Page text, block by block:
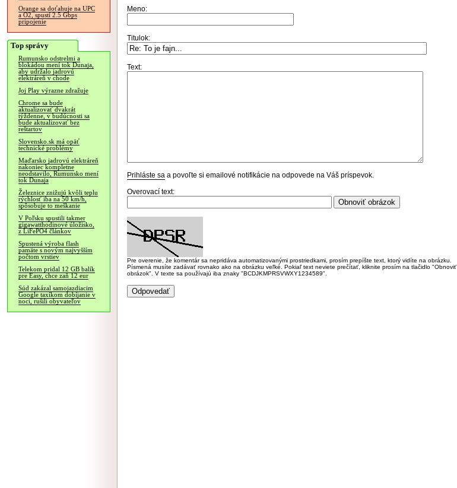
Orange sa doťahuje na UPC
a O2, spustí 2.5 Gbps
pripojenie
Top správy
Rumunsko odstrelmi a
blokádou mení tok Dunaja,
aby udržalo jadrovú
elektráreň v chode
Joj Play výrazne zdražuje
Chrome sa bude
aktualizovať dvakrát
týždenne, v budúcnosti sa
bude aktualizovať bez
reštartov
Slovensko.sk má opäť
technické problémy
Maďarsko jadrovú elektráreň
nakoniec kompletne
neodstavilo, Rumunsko mení
tok Dunaja
Železnice znižujú kvôli teplu
rýchlosť iba na 50 km/h,
spôsobuje to meškanie
V Poľsku spustili takmer
gigawatthodinové úložisko,
z LiFePO4 článkov
Spustená výroba flash
pamäte s novým najvyšším
počtom vrstiev
Telekom pridal 12 GB balík
pre Easy, chce zaň 12 eur
Súd zakázal samojazdiacim
Google taxíkom dobíjanie v
noci, rušili obyvateľov
Meno:
Titulok:
Text:
Prihláste sa a povoľte si emailové notifikácie na odpovede na Váš príspevok.
Overovací text:
Pre overenie, že komentár sa nepridáva automatizovanými prostriedkami, prosím prepíšte text, ktorý vidíte na obrázku.
Písmená musíte zadávať rovnako ako na obrázku veľké. Pokiaľ text neviete prečítať, kliknite prosím na tlačidlo "Obnoviť
obrázok". V texte sa používajú iba znaky "BCDJKMPRSVWXY1234589".